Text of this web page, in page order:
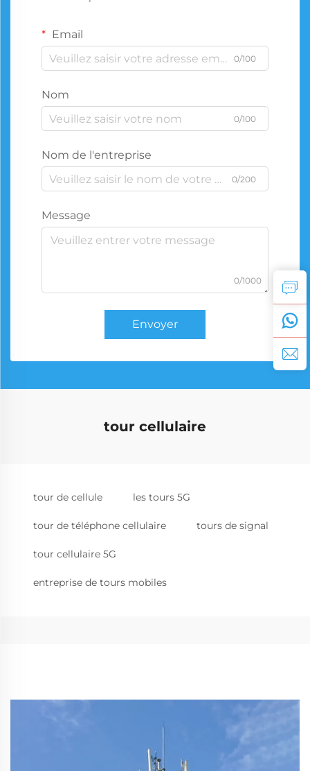
Email
0/100
Nom
0/100
Nom de l'entreprise
0/200
Message
0/1000
Envoyer
tour cellulaire
tour de cellule les tours 5G
tour de téléphone cellulaire tours de signal
tour cellulaire 5G
entreprise de tours mobiles